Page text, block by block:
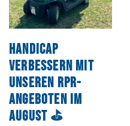
Handicap
verbessern mit
unseren RPR-
Angeboten im
August ⛳